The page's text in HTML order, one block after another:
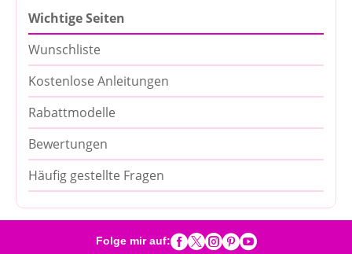
Wichtige Seiten
Wunschliste
Kostenlose Anleitungen
Rabattmodelle
Bewertungen
Häufig gestellte Fragen
Folge mir auf: